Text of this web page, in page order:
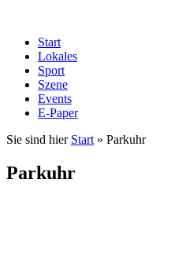
Start
Lokales
Sport
Szene
Events
E-Paper
Sie sind hier Start » Parkuhr
Parkuhr